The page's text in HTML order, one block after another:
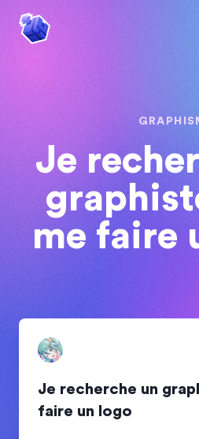
Je
me faire
Je recherche un
faire un logo